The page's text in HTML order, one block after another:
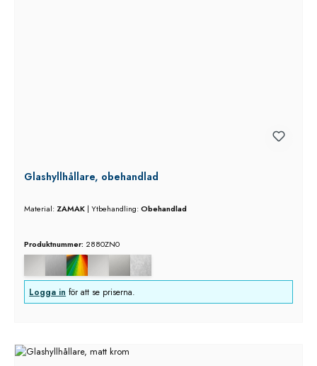
Glashyllhållare, obehandlad
Material:ZAMAK | Ytbehandling:Obehandlad
Produktnummer: 2880ZN0
Logga in för att se priserna.